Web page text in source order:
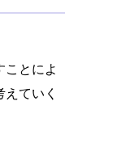
ことによ
ていく